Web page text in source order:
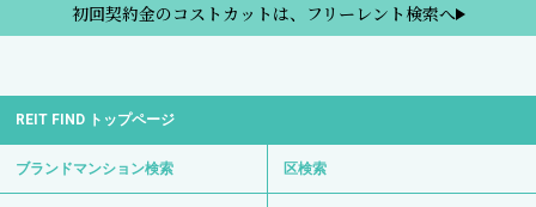
初回契約金のコストカットは、フリーレント検索へ
REIT FIND トップページ
ブランドマンション検索 区検索